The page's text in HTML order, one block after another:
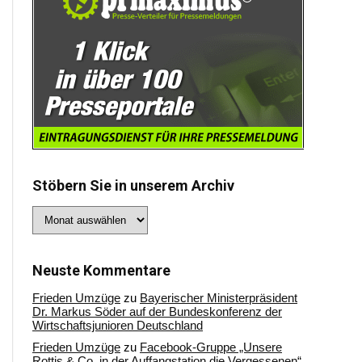
Stöbern Sie in unserem Archiv
Sie
Archiv
Neuste Kommentare
Frieden Umzüge zu Bayerischer Ministerpräsident
Dr. Markus Söder auf der Bundeskonferenz der
Wirtschaftsjunioren Deutschland
Frieden Umzüge zu Facebook-Gruppe „Unsere